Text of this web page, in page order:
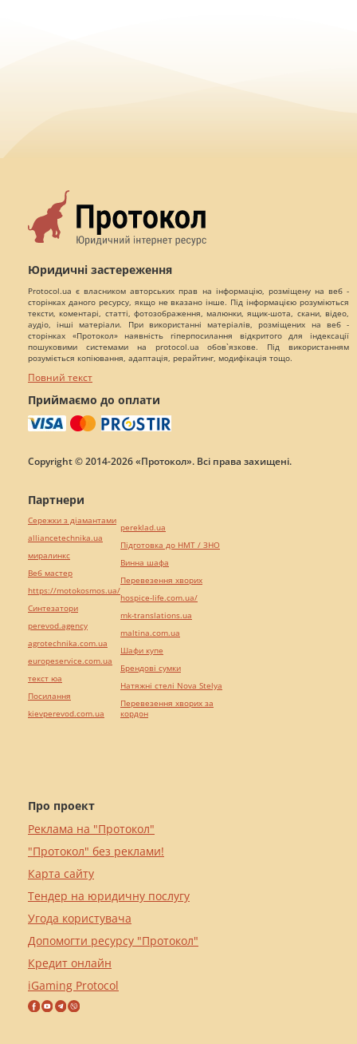
Юридичні застереження
Protocol.ua є власником авторських прав на інформацію, розміщену на веб -
сторінках даного ресурсу, якщо не вказано інше. Під інформацією розуміються
тексти, коментарі, статті, фотозображення, малюнки, ящик-шота, скани, відео,
аудіо, інші матеріали. При використанні матеріалів, розміщених на веб -
сторінках «Протокол» наявність гіперпосилання відкритого для індексації
пошуковими системами на protocol.ua обов`язкове. Під використанням
розуміється копіювання, адаптація, рерайтинг, модифікація тощо.
Повний текст
Приймаємо до оплати
Copyright © 2014-2026 «Протокол». Всі права захищені.
Про проект
Реклама на "Протокол"
"Протокол" без реклами!
Карта сайту
Тендер на юридичну послугу
Угода користувача
Допомогти ресурсу "Протокол"
Кредит онлайн
iGaming Protocol
Партнери
Сережки з діамантами
alliancetechnika.ua
миралинкс
Веб мастер
https://motokosmos.ua/
Синтезатори
perevod.agency
agrotechnika.com.ua
europeservice.com.ua
текст юа
Посилання
kievperevod.com.ua
pereklad.ua
Підготовка до НМТ / ЗНО
Винна шафа
Перевезення хворих
hospice-life.com.ua/
mk-translations.ua
maltina.com.ua
Шафи купе
Брендові сумки
Натяжні стелі Nova Stelya
Перевезення хворих за
кордон